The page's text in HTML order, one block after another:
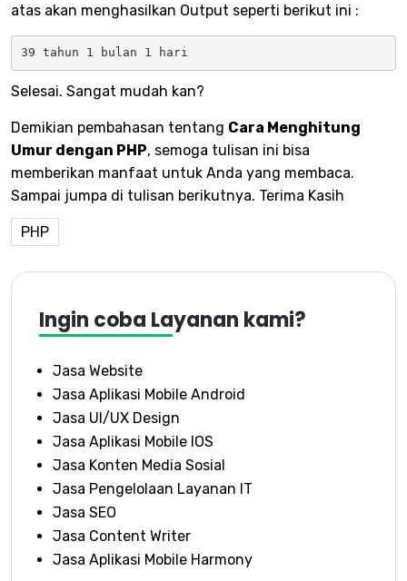
atas akan menghasilkan Output seperti berikut ini :
39 tahun 1 bulan 1 hari
Selesai. Sangat mudah kan?
Demikian pembahasan tentang Cara Menghitung
Umur dengan PHP, semoga tulisan ini bisa
memberikan manfaat untuk Anda yang membaca.
Sampai jumpa di tulisan berikutnya. Terima Kasih
PHP
Ingin coba Layanan kami?
Jasa Website
Jasa Aplikasi Mobile Android
Jasa UI/UX Design
Jasa Aplikasi Mobile IOS
Jasa Konten Media Sosial
Jasa Pengelolaan Layanan IT
Jasa SEO
Jasa Content Writer
Jasa Aplikasi Mobile Harmony